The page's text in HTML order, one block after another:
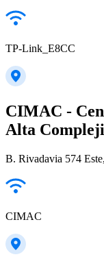
TP-Link_E8CC
CIMAC -
Alta
B. Rivadavia 574
CIMAC